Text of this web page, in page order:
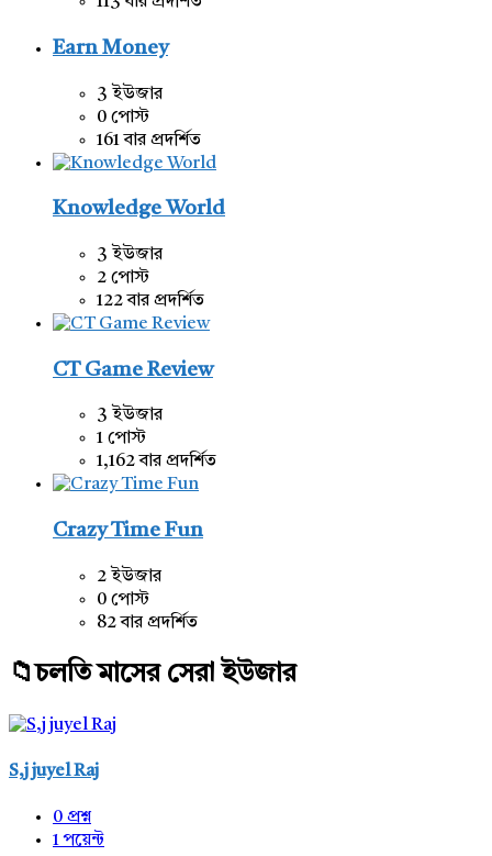
Earn Money
3 ইউজার
0 পোস্ট
161 বার প্রদর্শিত
Knowledge World
3 ইউজার
2 পোস্ট
122 বার প্রদর্শিত
CT Game Review
3 ইউজার
1 পোস্ট
1,162 বার প্রদর্শিত
Crazy Time Fun
2 ইউজার
0 পোস্ট
82 বার প্রদর্শিত
চলতি মাসের সেরা ইউজার
S,j juyel Raj
0 প্রশ্ন
1পয়েন্ট